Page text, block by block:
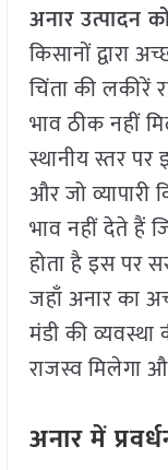
अनार उत्पादन
किसानों द्वारा
चिंता की लकीरें
भाव ठीक नहीं
स्थानीय स्तर पर
और जो
भाव नहीं देते हैं
होता है इस पर
जहाँ अनार का
मंडी की
राजस्व मिलेगा
अनार में